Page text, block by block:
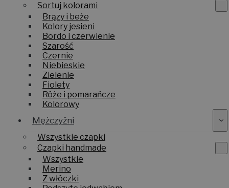
Sortuj kolorami
Brązy i beże
Kolory jesieni
Bordo i czerwienie
Szarość
Czernie
Niebieskie
Zielenie
Fiolety
Róże i pomarańcze
Kolorowy
Mężczyźni
Wszystkie czapki
Czapki handmade
Wszystkie
Merino
Z włóczki